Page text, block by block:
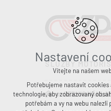
SLUŽBY
SERVIS
Nastavení
Vítejte na našem
Potřebujeme nastavit cookies
technologie, aby zobrazovaný
potřebám a vy na webu nalezli